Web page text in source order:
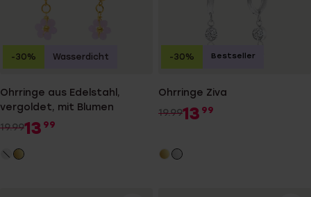
Ohrringe aus Edelstahl,
vergoldet, mit Blumen
19.9913 99
-30% Wasserdicht
Ohrringe Ziva
19.9913 99
-30% Bestseller